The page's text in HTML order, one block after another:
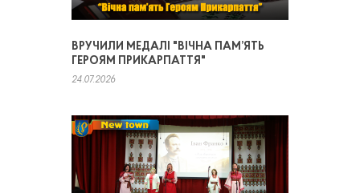
ВРУЧИЛИ МЕДАЛІ "ВІЧНА ПАМ’ЯТЬ
ГЕРОЯМ ПРИКАРПАТТЯ"
24.07.2026